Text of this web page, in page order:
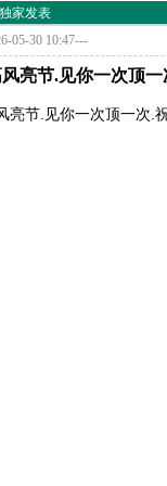
家发表
05-30 10:47---
亮节.见你一次顶
亮节.见你一次顶一次.